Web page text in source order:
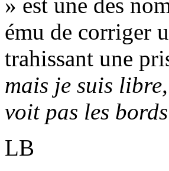
» est une des
ému de corriger
trahissant une
mais je suis
voit pas les bords
LB